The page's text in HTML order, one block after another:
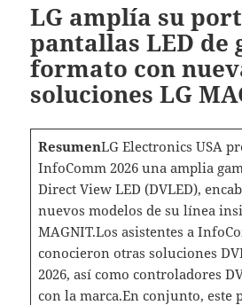
LG amplía su
pantallas LED de
formato con
soluciones LG
ResumenLG Electronics USA
InfoComm 2026 una amplia
Direct View LED (DVLED),
nuevos modelos de su línea
MAGNIT.Los asistentes a
conocieron otras soluciones
2026, así como controladores
con la marca.En conjunto, este